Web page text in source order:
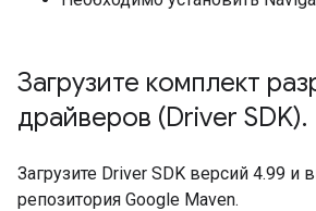
Загрузите комплект
драйверов (Driver SDK).
Загрузите Driver SDK версий 4.99 и
репозитория Google Maven.